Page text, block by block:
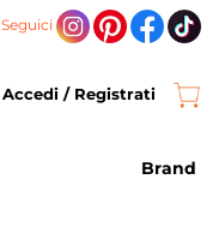
Seguici
Accedi / Registrati
Brand